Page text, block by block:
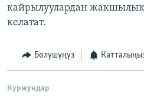
кайрылуулардан
келатат.
Бөлүшүңүз
Куржундар